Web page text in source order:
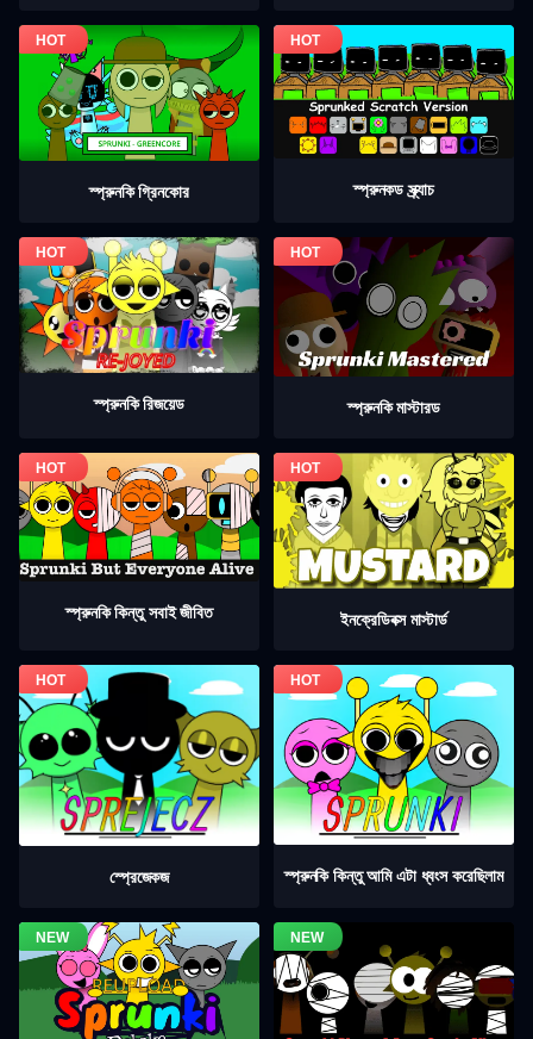
স্প্রুনকি গ্রিনকোর স্প্রুনকড স্ক্র্যাচ
স্প্রুনকি রিজয়েড স্প্রুনকি মাস্টারড
স্প্রুনকি কিন্তু সবাই জীবিত ইনক্রেডিবক্স মাস্টার্ড
স্প্রেজেকজ স্প্রুনকি কিন্তু আমি এটা ধ্বংস করেছিলাম